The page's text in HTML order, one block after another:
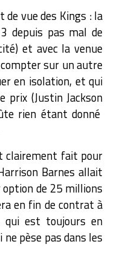
de vue des Kings : la
depuis pas mal de
et avec la venue
sur un autre
en isolation, et qui
prix (Justin Jackson
rien étant donné
clairement fait pour
Barnes allait
de 25 millions
en fin de contrat à
qui est toujours en
pèse pas dans les